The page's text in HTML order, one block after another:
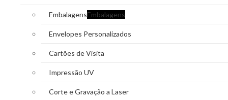
EmbalagensEmbalagens
Envelopes Personalizados
Cartões de Visita
Impressão UV
Corte e Gravação a Laser